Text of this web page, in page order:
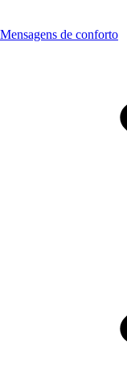
Mensagens de conforto